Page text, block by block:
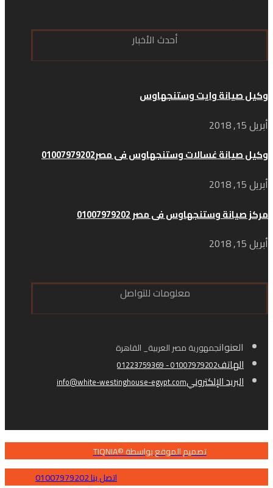
أحدث الأخبار
وكيل صيانة وايت وستنجهاوس
أبريل 15, 2018
وكيل صيانة غسالات وستنجهاوس فى مصر01007979202
أبريل 15, 2018
مركز صيانة وستنجهاوس فى مصر 01007979202
أبريل 15, 2018
معلومات للتواصل
العنوانجمهورية مصر العربية_ القاهرة
الهاتف01007979202 - 01223759369
البريد الإلكترونيinfo@white-westinghouse-egypt.com
تصميم الموقع بواسطة ©TIQNIA
اتصل بنا 01007979202